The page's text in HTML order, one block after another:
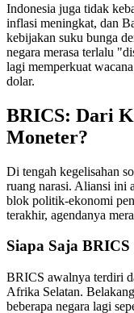
Indonesia juga tidak
inflasi meningkat, dan
kebijakan suku bunga
negara merasa terlalu
lagi memperkuat
dolar.
BRICS: Dari
Moneter?
Di tengah kegelisahan
ruang narasi. Aliansi ini
blok politik-ekonomi
terakhir, agendanya
Siapa Saja
BRICS awalnya terdiri
Afrika Selatan.
beberapa negara lagi